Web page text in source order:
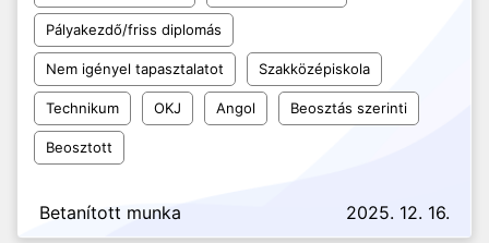
Pályakezdő/friss diplomás
Nem igényel tapasztalatot Szakközépiskola
Technikum OKJ Angol Beosztás szerinti
Beosztott
Betanított munka 2025. 12. 16.